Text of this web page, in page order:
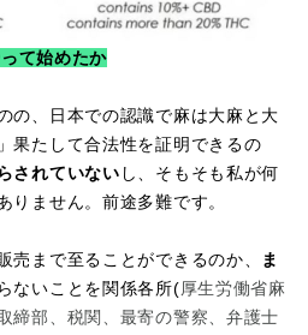
て始めたか
の、日本での認識で麻は大麻と大
果たして合法性を証明できるの
されていない し、そもそも私が何
りません。前途多難です。
売まで至ることができるのか、 ま
ないことを関係各所(厚生労働省麻
締部、税関、最寄の警察、弁護士